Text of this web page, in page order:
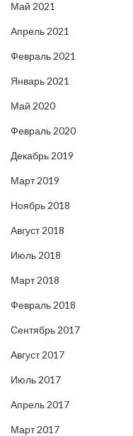
Май 2021
Апрель 2021
Февраль 2021
Январь 2021
Май 2020
Февраль 2020
Декабрь 2019
Март 2019
Ноябрь 2018
Август 2018
Июль 2018
Март 2018
Февраль 2018
Сентябрь 2017
Август 2017
Июль 2017
Апрель 2017
Март 2017